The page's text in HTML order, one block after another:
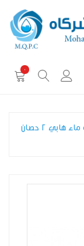
0
مضخة ماء هابي 2 حصان